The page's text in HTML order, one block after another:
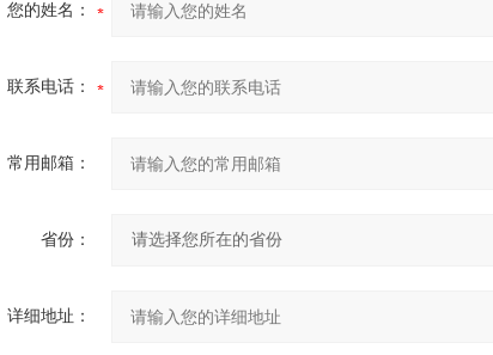
您的姓名：
联系电话：
常用邮箱：
省份：
详细地址：